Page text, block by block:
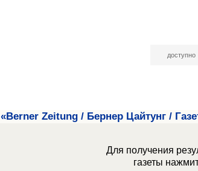
доступно
«Berner Zeitung / Бернер Цайтунг /
Для получения
газеты